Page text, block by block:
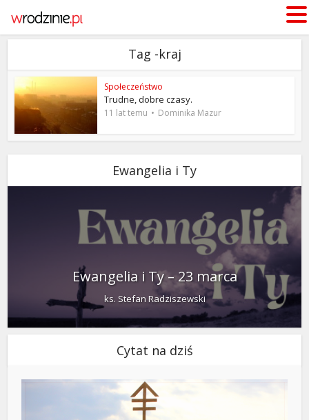
Tag -kraj
Społeczeństwo
Trudne, dobre czasy.
11 lat temu Dominika Mazur
Ewangelia i Ty
Ewangelia i Ty – 23 marca
ks. Stefan Radziszewski
Cytat na dziś